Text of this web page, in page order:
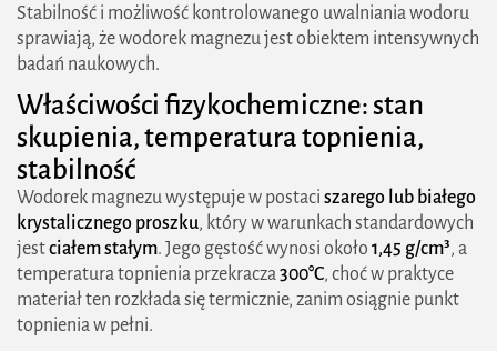
Stabilność i możliwość kontrolowanego uwalniania wodoru
sprawiają, że wodorek magnezu jest obiektem intensywnych
badań naukowych.
Właściwości fizykochemiczne: stan
skupienia, temperatura topnienia,
stabilność
Wodorek magnezu występuje w postaci szarego lub białego
krystalicznego proszku, który w warunkach standardowych
jestciałem stałym. Jego gęstość wynosi około 1,45 g/cm³, a
temperatura topnienia przekracza300°C, choć w praktyce
materiał ten rozkłada się termicznie, zanim osiągnie punkt
topnienia w pełni.